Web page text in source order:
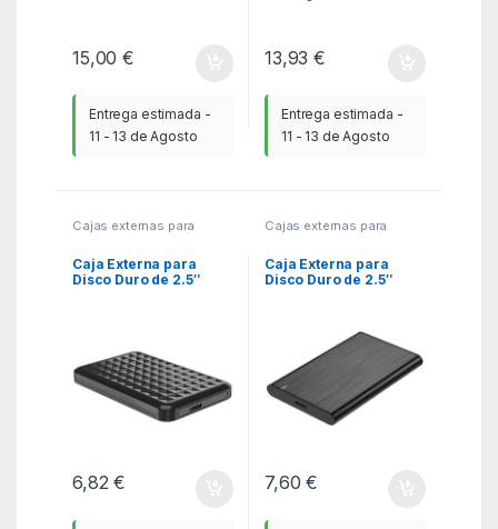
15,00€
Entrega estimada -
11 - 13 de Agosto
13,93€
Entrega estimada -
11 - 13 de Agosto
Cajas externas para
Discos Periféricos
Caja Externa para
Disco Duro de 2.5″
6,82€
Cajas externas para
Discos Periféricos
Caja Externa para
Disco Duro de 2.5″
7,60€